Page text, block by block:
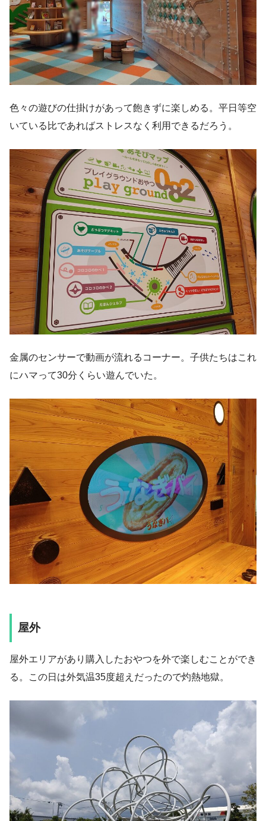
色々の遊びの仕掛けがあって飽きずに楽しめる。平日等空
いている比であればストレスなく利用できるだろう。
金属のセンサーで動画が流れるコーナー。子供たちはこれ
にハマって30分くらい遊んでいた。
屋外
屋外エリアがあり購入したおやつを外で楽しむことができ
る。この日は外気温35度超えだったので灼熱地獄。